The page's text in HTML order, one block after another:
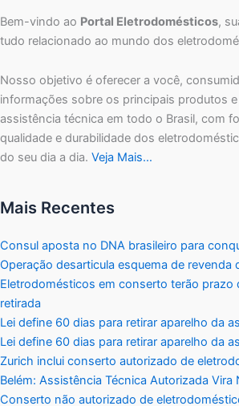
Bem-vindo ao Portal Eletrodomésticos,
tudo relacionado ao mundo dos
Nosso objetivo é oferecer a você,
informações sobre os principais produtos
assistência técnica em todo o Brasil, com
qualidade e durabilidade dos
do seu dia a dia. Veja Mais…
Mais Recentes
Consul aposta no DNA brasileiro para
Operação desarticula esquema de revenda
Eletrodomésticos em conserto terão prazo
retirada
Lei define 60 dias para retirar aparelho da
Lei define 60 dias para retirar aparelho da
Zurich inclui conserto autorizado de
Belém: Assistência Técnica Autorizada
Conserto não autorizado de